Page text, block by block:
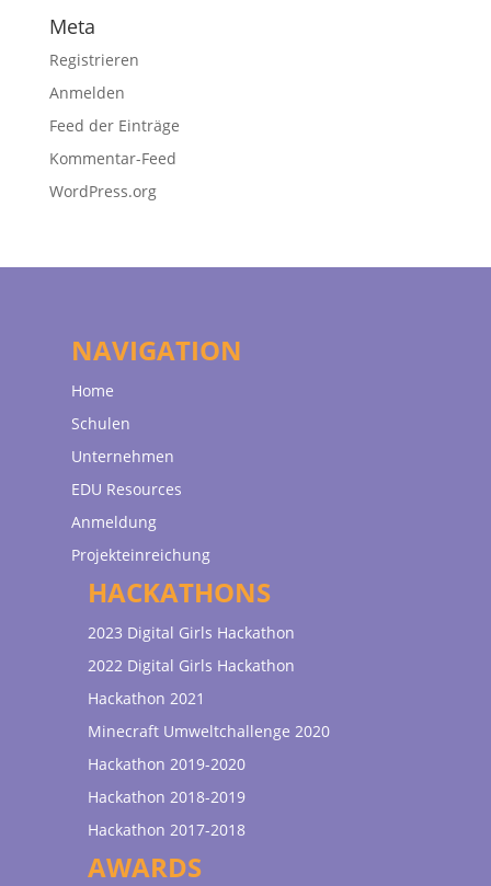
Meta
Registrieren
Anmelden
Feed der Einträge
Kommentar-Feed
WordPress.org
NAVIGATION
Home
Schulen
Unternehmen
EDU Resources
Anmeldung
Projekteinreichung
HACKATHONS
2023 Digital Girls Hackathon
2022 Digital Girls Hackathon
Hackathon 2021
Minecraft Umweltchallenge 2020
Hackathon 2019-2020
Hackathon 2018-2019
Hackathon 2017-2018
AWARDS